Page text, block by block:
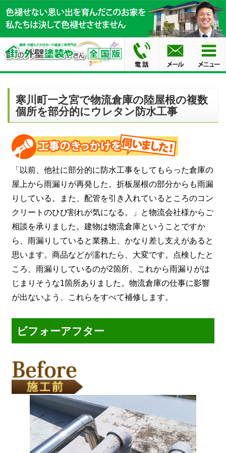
寒川町一之宮で物流倉庫の陸屋根の複数
個所を部分的にウレタン防水工事
「以前、他社に部分的に防水工事をしてもらった倉庫の
屋上から雨漏りが再発した。折板屋根の部分からも雨漏
りしている。また、配管を引き入れているところのコン
クリートのひび割れが気になる。」と物流会社様からご
相談を承りました。建物は物流倉庫ということですか
ら、雨漏りしていると業務上、かなり差し支えがあると
思います。商品などが濡れたら、大変です。点検したと
ころ、雨漏りしているのが2箇所、これから雨漏りがは
じまりそうな1箇所ありました。物流倉庫の仕事に影響
が出ないよう、これらをすべて補修します。
ビフォーアフター